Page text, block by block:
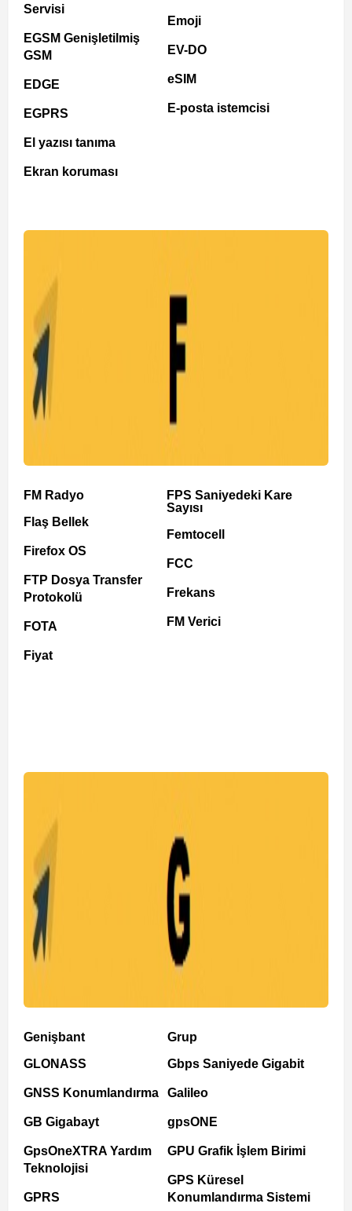
Servisi
EGSM Genişletilmiş
GSM
EDGE
EGPRS
El yazısı tanıma
Ekran koruması
Emoji
EV-DO
eSIM
E-posta istemcisi
FM Radyo
Flaş Bellek
Firefox OS
FTP Dosya Transfer
Protokolü
FOTA
Fiyat
FPS Saniyedeki Kare
Sayısı
Femtocell
FCC
Frekans
FM Verici
Genişbant
GLONASS
GNSS Konumlandırma
GB Gigabayt
GpsOneXTRA Yardım
Teknolojisi
GPRS
Grup
Gbps Saniyede Gigabit
Galileo
gpsONE
GPU Grafik İşlem Birimi
GPS Küresel
Konumlandırma Sistemi